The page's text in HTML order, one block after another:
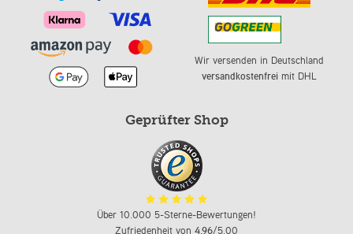
Wir versenden in Deutschland
versandkostenfreimit DHL
Geprüfter Shop
Über 10.000 5-Sterne-Bewertungen!
Zufriedenheit von 4,96/5,00